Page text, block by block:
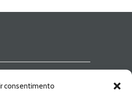
consentimento
Bem